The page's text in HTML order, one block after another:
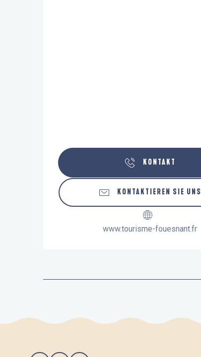
KONTAKT
KONTAKTIEREN SIE UNS
www.tourisme-fouesnant.fr